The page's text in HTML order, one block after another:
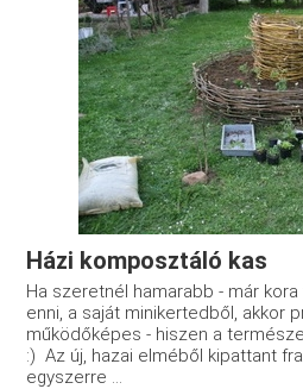
Házi komposztáló kas
Ha szeretnél hamarabb - már
enni, a saját minikertedből, akkor
működőképes - hiszen a
:) Az új, hazai elméből kipattant
egyszerre ...